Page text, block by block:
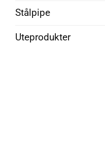
Stålpipe
Uteprodukter